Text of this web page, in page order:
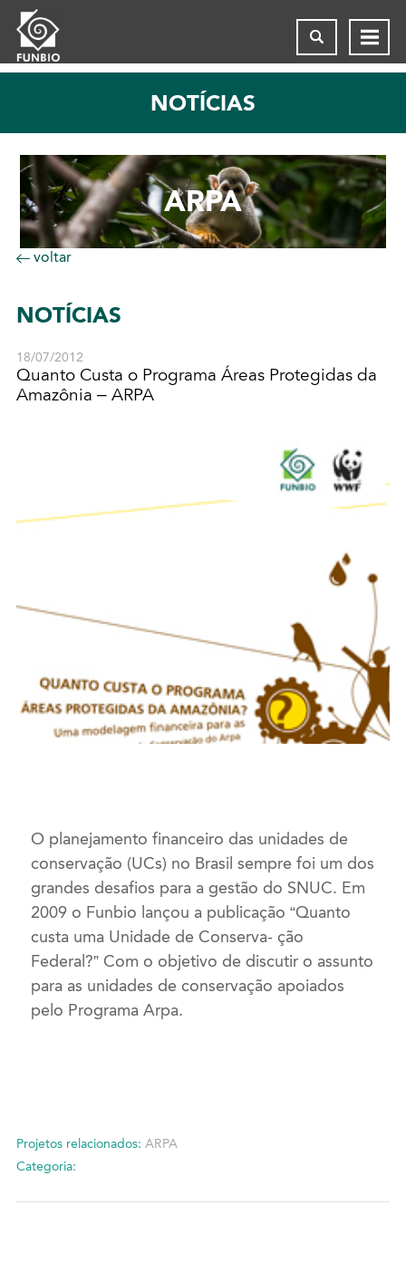
NOTÍCIAS
ARPA
voltar
NOTÍCIAS
18/07/2012
Quanto Custa o Programa Áreas Protegidas da
Amazônia – ARPA
O planejamento financeiro das unidades de
conservação (UCs) no Brasil sempre foi um dos
grandes desafios para a gestão do SNUC. Em
2009 o Funbio lançou a publicação “Quanto
custa uma Unidade de Conserva- ção
Federal?” Com o objetivo de discutir o assunto
para as unidades de conservação apoiados
pelo Programa Arpa.
Projetos relacionados: ARPA
Categoria: